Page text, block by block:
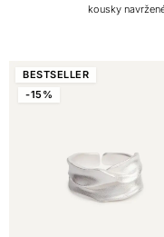
kousky
BESTSELLER
-15%